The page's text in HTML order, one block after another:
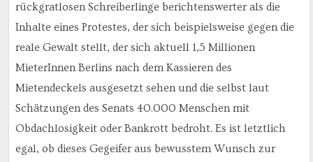
rückgratlosen Schreiberlinge berichtenswerter als die
Inhalte eines Protestes, der sich beispielsweise gegen die
reale Gewalt stellt, der sich aktuell 1,5 Millionen
MieterInnen Berlins nach dem Kassieren des
Mietendeckels ausgesetzt sehen und die selbst laut
Schätzungen des Senats 40.000 Menschen mit
Obdachlosigkeit oder Bankrott bedroht. Es ist letztlich
egal, ob dieses Gegeifer aus bewusstem Wunsch zur